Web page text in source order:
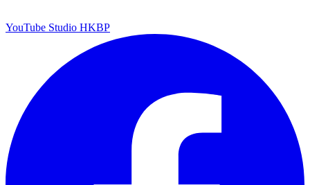
YouTube Studio HKBP